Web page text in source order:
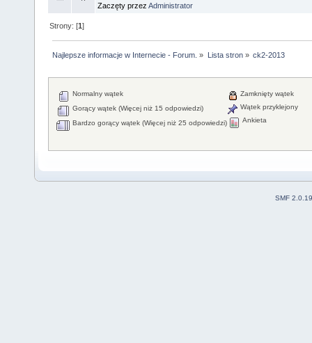
Zaczęty przez Administrator
Strony: [1]
Najlepsze informacje w Internecie - Forum. » Lista stron» ck2-2013
Normalny wątek
Gorący wątek (Więcej niż 15 odpowiedzi)
Bardzo gorący wątek (Więcej niż 25 odpowiedzi)
Zamknięty wątek
Wątek przyklejony
Ankieta
SMF 2.0.19